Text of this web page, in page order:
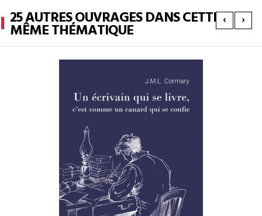
25 AUTRES OUVRAGES DANS CETTE
MÊME THÉMATIQUE
‹ ›